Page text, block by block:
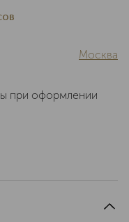
Москва
при оформлении